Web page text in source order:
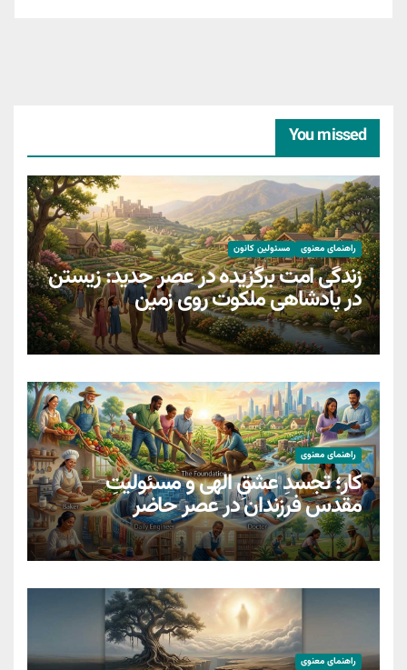
You missed
راهنمای معنوی مسئولین کانون
زندگی امت برگزیده در عصر جدید: زیستن
در پادشاهی ملکوت روی زمین
راهنمای معنوی
کار؛ تجسدِ عشقِ الهی و مسئولیتِ
مقدسِ فرزندان در عصر حاضر
راهنمای معنوی